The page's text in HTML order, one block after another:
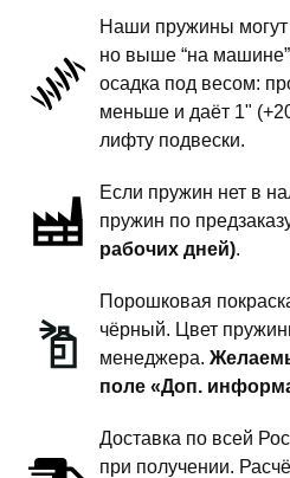
пружины
передней
подвески
дюйм
комфорт
Наши пружины могут
но выше “на
осадка под весом:
меньше и даёт 1"
лифту подвески.
Если пружин нет в
пружин по
рабочих дней).
Порошковая
чёрный. Цвет
менеджера.
поле «Доп.
Доставка по всей
при получении.